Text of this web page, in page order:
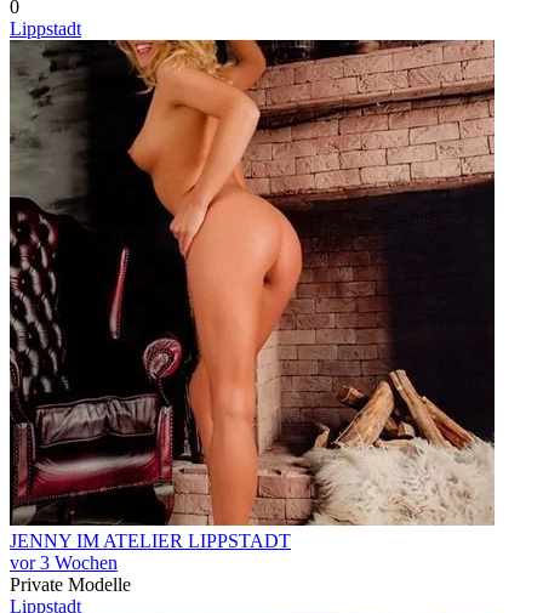
0
Lippstadt
JENNY IM ATELIER LIPPSTADT
vor 3 Wochen
Private Modelle
Lippstadt